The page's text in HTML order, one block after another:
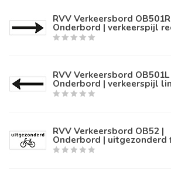
RVV Verkeersbord
Onderbord | verkeerspijl
RVV Verkeersbord OB501L
Onderbord | verkeerspijl
RVV Verkeersbord OB52 |
Onderbord | uitgezonderd